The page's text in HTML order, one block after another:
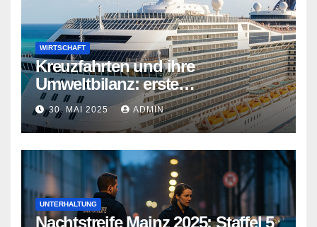
WIRTSCHAFT
Kreuzfahrten und ihre
Umweltbilanz: erste
Kreuzfahrtschiffe gehen neue
Wege
30. MAI 2025 ADMIN
UNTERHALTUNG
Nachtstreife Mainz 2025: Staffel 5